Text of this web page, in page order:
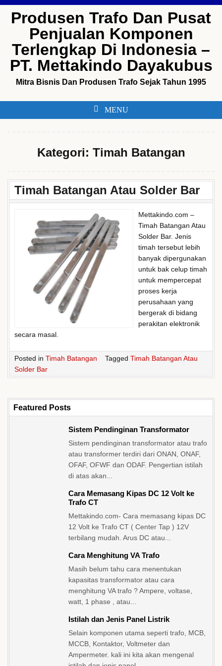
Produsen Trafo Dan Pusat
Penjualan Komponen
Terlengkap Di Indonesia –
PT. Mettakindo Dayakubus
Mitra Bisnis Dan Produsen Trafo Sejak Tahun 1995
MENU
Kategori: Timah Batangan
Timah Batangan Atau Solder Bar
Mettakindo.com –
Timah Batangan Atau
Solder Bar. Jenis
timah tersebut lebih
banyak dipergunakan
untuk bak celup timah
untuk mempercepat
proses kerja
perusahaan yang
bergerak di bidang
perakitan elektronik
secara masal.
Posted in Timah Batangan Tagged Timah Batangan Atau
Solder Bar
Featured Posts
Sistem Pendinginan Transformator
Sistem pendinginan transformator atau trafo
atau transformer terdiri dari ONAN, ONAF,
OFAF, OFWF dan ODAF. Pengertian istilah
di atas akan...
Cara Memasang Kipas DC 12 Volt ke
Trafo CT
Mettakindo.com- Cara memasang kipas DC
12 Volt ke Trafo CT ( Center Tap ) 12V
terbilang mudah. Arus DC atau...
Cara Menghitung VA Trafo
Masih belum tahu cara menentukan
kapasitas transformator atau cara
menghitung VA trafo ? Ampere, voltase,
watt, 1 phase , atau...
Istilah dan Jenis Panel Listrik
Selain komponen utama seperti trafo, MCB,
MCCB, Kontaktor, Voltmeter dan
Ampermeter. kali ini kita akan mengenal